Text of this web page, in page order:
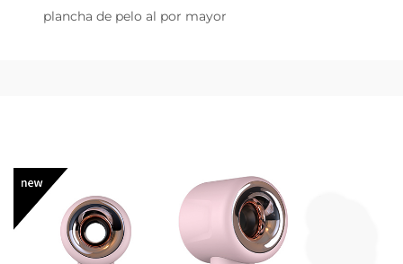
plancha de pelo al por mayor